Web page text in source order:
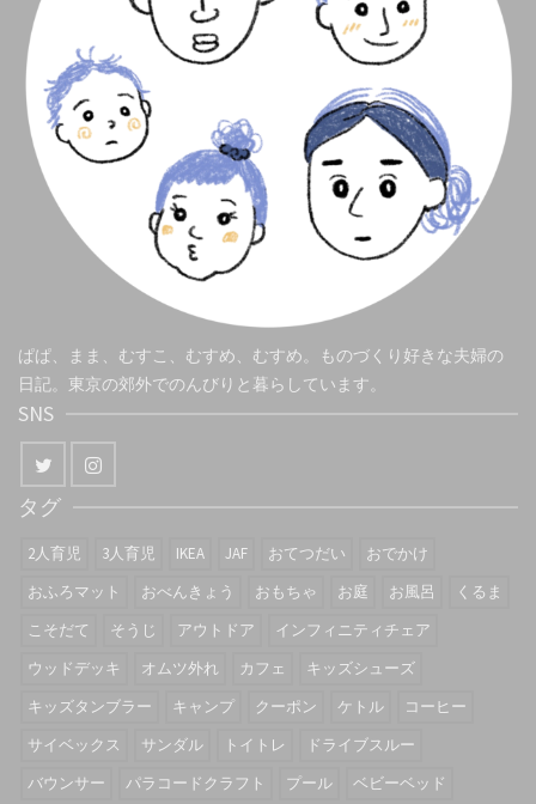
ぱぱ、まま、むすこ、むすめ、むすめ。ものづくり好きな夫婦の
日記。東京の郊外でのんびりと暮らしています。
SNS
タグ
2人育児 3人育児 IKEA JAF おてつだい
おでかけ
おふろマット
おべんきょう おもちゃ お庭 お風呂
くるま
こそだて
そうじ アウトドア
インフィニティチェア
ウッドデッキ
オムツ外れ カフェ
キッズシューズ
キッズタンブラー
キャンプ クーポン ケトル
コーヒー
サイベックス
サンダル トイトレ
ドライブスルー
バウンサー
パラコードクラフト プール ベビーベッド